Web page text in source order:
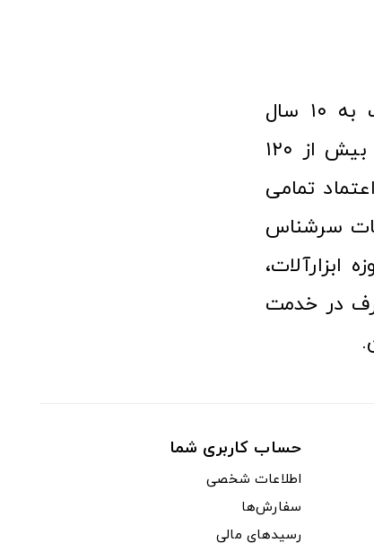
فروشگاه آنلاین ابزار و تجهیزات صنعتی کولیس با افتخار نزدیک به ۱۰ سال
فعالیت در عرصه ابزارآلات و کالاهای صنعتی توانسته مورد اعتماد بیش از ۱۲۰
تمامی
سرشناس
در خدمت
حساب کاربری شما
اطلاعات شخصی
سفارش‌ها
رسیدهای مالی